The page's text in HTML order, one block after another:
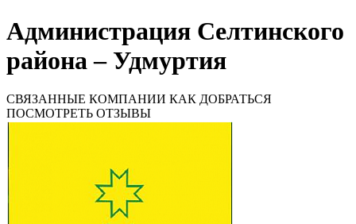
Администрация Селтинского
района – Удмуртия
СВЯЗАННЫЕ КОМПАНИИ КАК ДОБРАТЬСЯ
ПОСМОТРЕТЬ ОТЗЫВЫ